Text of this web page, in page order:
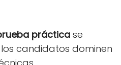
práctica se
candidatos dominen